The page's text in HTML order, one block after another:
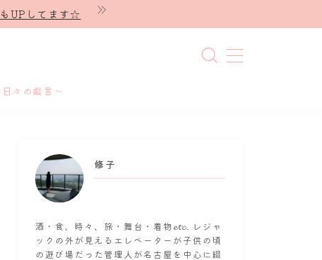
UPしてます☆
々の戯言～
修子
酒・食、時々、旅・舞台・着物𝓮𝓽𝓬. レジャ
ックの外が見えるエレベーターが子供の頃
の遊び場だった管理人が名古屋を中心に綴